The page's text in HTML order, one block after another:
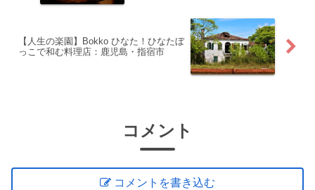
【人生の楽園】Bokko ひなた！ひなたぼ
っこで和む料理店：鹿児島・指宿市
コメント
コメントを書き込む